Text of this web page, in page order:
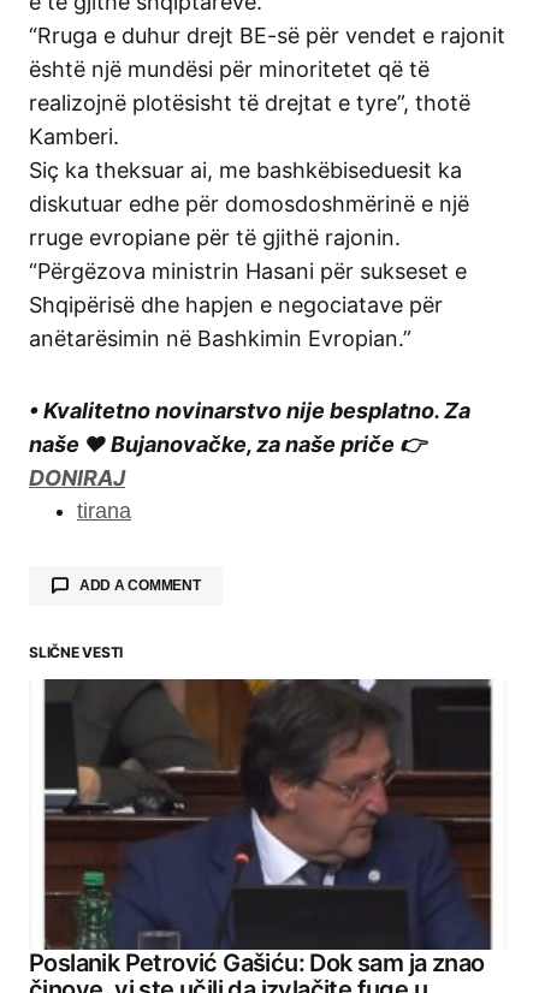
“Rruga e duhur drejt BE-së për vendet e rajonit
është një mundësi për minoritetet që të
realizojnë plotësisht të drejtat e tyre”, thotë
Kamberi.
Siç ka theksuar ai, me bashkëbiseduesit ka
diskutuar edhe për domosdoshmërinë e një
rruge evropiane për të gjithë rajonin.
“Përgëzova ministrin Hasani për sukseset e
Shqipërisë dhe hapjen e negociatave për
anëtarësimin në Bashkimin Evropian.”
• Kvalitetno novinarstvo nije besplatno. Za
naše ❤️ Bujanovačke, za naše priče 👉
DONIRAJ
tirana
ADD A COMMENT
Your email address will not be published.
Required fields are marked*
Comment*
Your Name
SLIČNE VESTI
Poslanik Petrović Gašiću: Dok sam ja znao